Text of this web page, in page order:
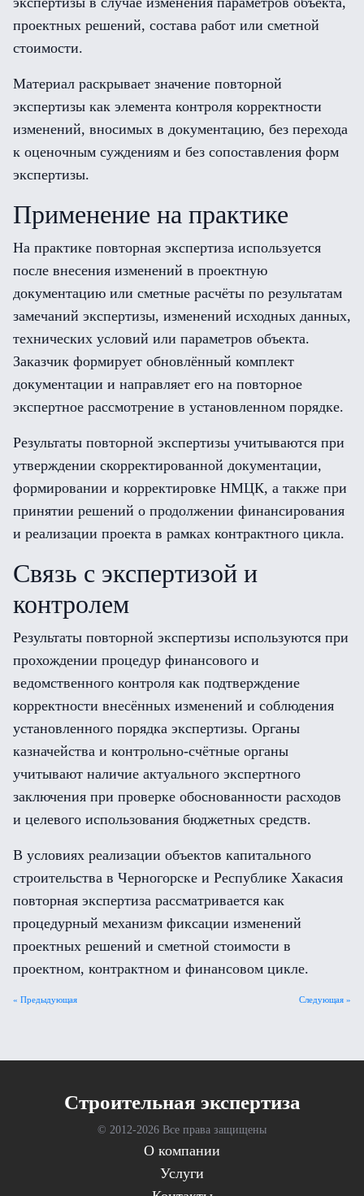
проектных решений, состава работ или сметной
стоимости.
Материал раскрывает значение повторной
экспертизы как элемента контроля корректности
изменений, вносимых в документацию, без перехода
к оценочным суждениям и без сопоставления форм
экспертизы.
Применение на практике
На практике повторная экспертиза используется
после внесения изменений в проектную
документацию или сметные расчёты по результатам
замечаний экспертизы, изменений исходных данных,
технических условий или параметров объекта.
Заказчик формирует обновлённый комплект
документации и направляет его на повторное
экспертное рассмотрение в установленном порядке.
Результаты повторной экспертизы учитываются при
утверждении скорректированной документации,
формировании и корректировке НМЦК, а также при
принятии решений о продолжении финансирования
и реализации проекта в рамках контрактного цикла.
Связь с экспертизой и
контролем
Результаты повторной экспертизы используются при
прохождении процедур финансового и
ведомственного контроля как подтверждение
корректности внесённых изменений и соблюдения
установленного порядка экспертизы. Органы
казначейства и контрольно-счётные органы
учитывают наличие актуального экспертного
заключения при проверке обоснованности расходов
и целевого использования бюджетных средств.
В условиях реализации объектов капитального
строительства в Черногорске и Республике Хакасия
повторная экспертиза рассматривается как
процедурный механизм фиксации изменений
проектных решений и сметной стоимости в
проектном, контрактном и финансовом цикле.
Следующая »
« Предыдующая
Cтроительная экспертиза
© 2012-2026 Все права защищены
О компании
Услуги